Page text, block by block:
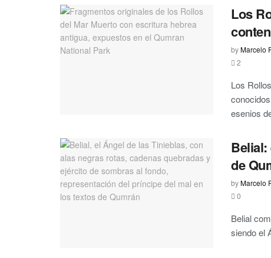
Los
byMarcelo
2
Los
esenios
de
byMarcelo
0
Belial
siendo el